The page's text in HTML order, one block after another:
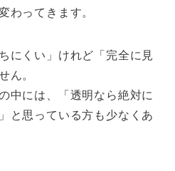
わってきます。
にくい」けれど「完全に見
ん。
中には、「透明なら絶対に
と思っている方も少なくあ